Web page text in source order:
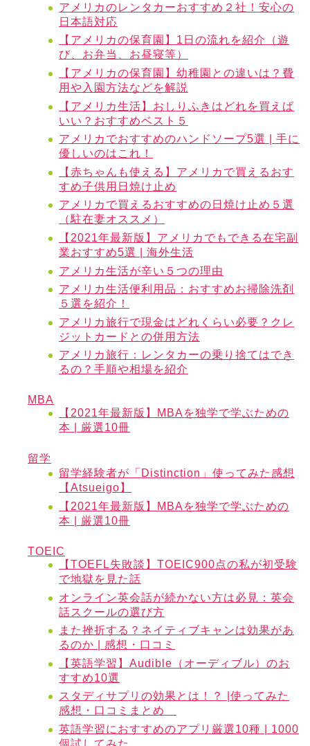
アメリカのレンタカーおすすめ２社！安心の
日本語対応
【アメリカの保育園】1日の流れを紹介（遊
び、お弁当、お昼寝等）
【アメリカの保育園】幼稚園との違いは？費
用や入園方法などを解説
【アメリカ生活】おしりふきはどれを買えば
いい？おすすめベスト５
アメリカでおすすめのハンドソープ5選 | 手に
優しいのはこれ！
【赤ちゃんも使える】アメリカで買えるおす
すめ子供用日焼け止め
アメリカで買えるおすすめの日焼け止め５選
（駐在妻オススメ）
【2021年最新版】アメリカでもできる在宅副
業おすすめ5選 | 海外生活
アメリカ生活が辛い５つの理由
アメリカ生活便利用品：おすすめお掃除洗剤
５選を紹介！
アメリカ旅行で現金はどれくらい必要？クレ
ジットカードとの併用方法
アメリカ旅行：レンタカーの乗り捨てはでき
るの？手順や相場を紹介
MBA
【2021年最新版】MBAを独学で学ぶための
本 | 厳選10冊
留学
留学経験者が「Distinction」使ってみた感想
【Atsueigo】
【2021年最新版】MBAを独学で学ぶための
本 | 厳選10冊
TOEIC
【TOEFL失敗談】TOEIC900点の私が初受験
で地獄を見た話
オンライン英会話が続かない方は必見：英会
話スクールの選び方
また挫折する？ネイティブキャンは効果があ
るのか | 感想・口コミ
【英語学習】Audible（オーディブル）のお
すすめ10選
スタディサプリの効果とは！？ |使ってみた
感想・口コミまとめ
英語学習におすすめのアプリ厳選10種 | 1000
個試してみた